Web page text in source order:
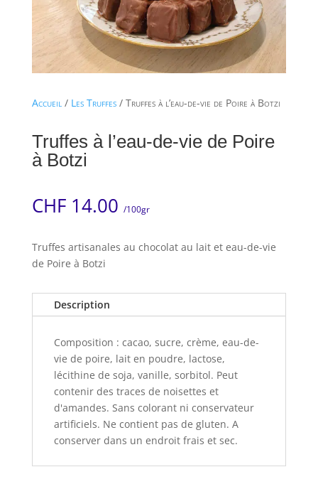
Accueil/ Les Truffes/ Truffes à l’eau-de-vie de Poire à Botzi
Truffes à l’eau-de-vie de Poire
à Botzi
CHF14.00 /100gr
Truffes artisanales au chocolat au lait et eau-de-vie
de Poire à Botzi
Description
Composition : cacao, sucre, crème, eau-de-
vie de poire, lait en poudre, lactose,
lécithine de soja, vanille, sorbitol. Peut
contenir des traces de noisettes et
d'amandes. Sans colorant ni conservateur
artificiels. Ne contient pas de gluten. A
conserver dans un endroit frais et sec.